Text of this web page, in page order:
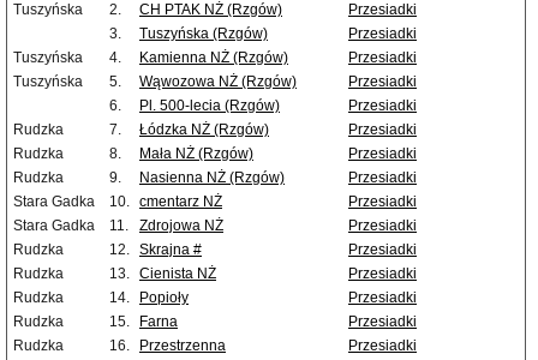
Tuszyńska
2. CH PTAK NŻ (Rzgów)
Przesiadki
3.
Tuszyńska (Rzgów)
Przesiadki
Tuszyńska
4. Kamienna NŻ (Rzgów)
Przesiadki
Tuszyńska
5. Wąwozowa NŻ (Rzgów)
Przesiadki
6.
Pl. 500-lecia (Rzgów)
Przesiadki
Rudzka
7. Łódzka NŻ (Rzgów)
Przesiadki
Rudzka
8. Mała NŻ (Rzgów)
Przesiadki
Rudzka
9. Nasienna NŻ (Rzgów)
Przesiadki
Stara Gadka
10. cmentarz NŻ
Przesiadki
Stara Gadka
11. Zdrojowa NŻ
Przesiadki
Rudzka
12. Skrajna #
Przesiadki
Rudzka
13. Cienista NŻ
Przesiadki
Rudzka
14. Popioły
Przesiadki
Rudzka
15. Farna
Przesiadki
Rudzka
16. Przestrzenna
Przesiadki